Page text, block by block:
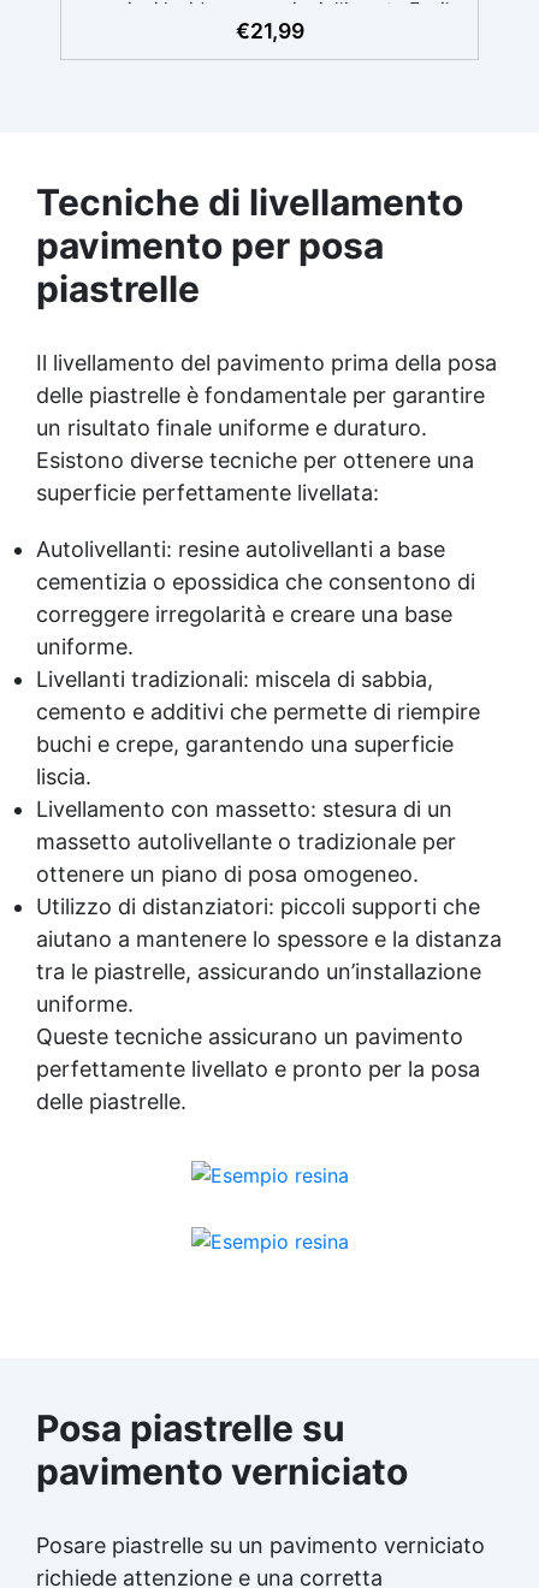
creazioni lucide e senza ingiallimento Facile
da usare con rapporto di miscelazione 1:1 e
lunga lavorabilità per dettagli precisi
€21,99
Tecniche di livellamento
pavimento per posa
piastrelle
Il livellamento del pavimento prima della posa
delle piastrelle è fondamentale per garantire
un risultato finale uniforme e duraturo.
Esistono diverse tecniche per ottenere una
superficie perfettamente livellata:
Autolivellanti: resine autolivellanti a base
cementizia o epossidica che consentono di
correggere irregolarità e creare una base
uniforme.
Livellanti tradizionali: miscela di sabbia,
cemento e additivi che permette di riempire
buchi e crepe, garantendo una superficie
liscia.
Livellamento con massetto: stesura di un
massetto autolivellante o tradizionale per
ottenere un piano di posa omogeneo.
Utilizzo di distanziatori: piccoli supporti che
aiutano a mantenere lo spessore e la distanza
tra le piastrelle, assicurando un’installazione
uniforme.
Queste tecniche assicurano un pavimento
perfettamente livellato e pronto per la posa
delle piastrelle.
Posa piastrelle su
pavimento verniciato
Posare piastrelle su un pavimento verniciato
richiede attenzione e una corretta